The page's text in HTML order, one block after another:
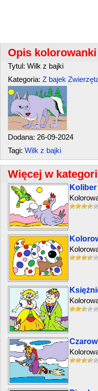
Opis kolorowanki
Tytul: Wilk z bajki
Kategoria: Z bajek
Dodana: 26-09-2024
Tagi: Wilk z bajki
Więcej w